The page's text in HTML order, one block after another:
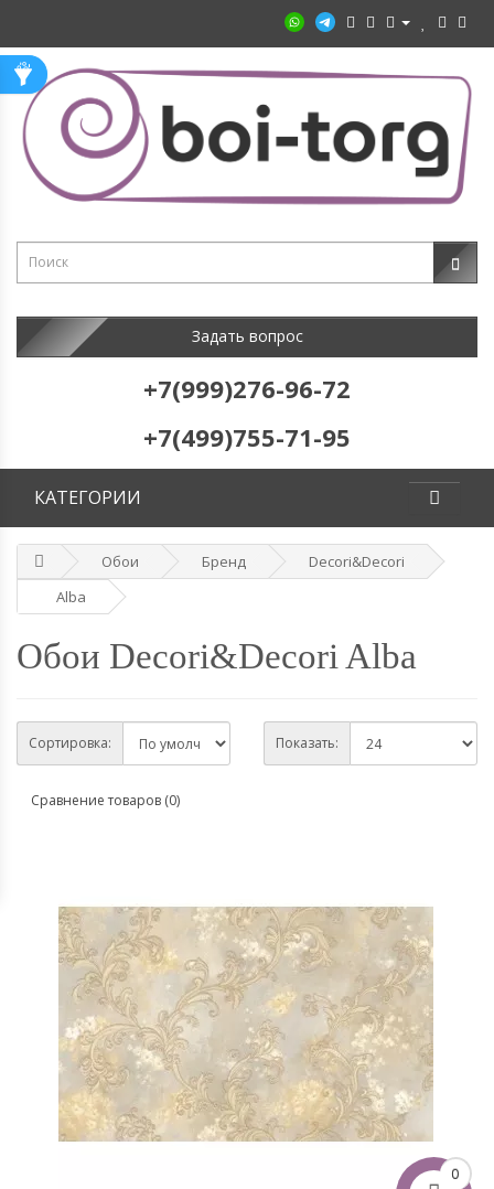
0
Задать вопрос
+7(999)276-96-72
+7(499)755-71-95
КАТЕГОРИИ
Обои Бренд
Decori&Decori
Alba
Обои Decori&Decori Alba
Сортировка: Показать:
Сравнение товаров (0)